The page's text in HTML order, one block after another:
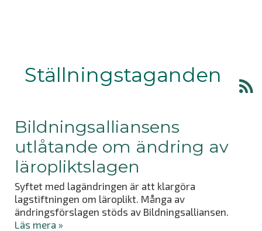
Ställningstaganden
Bildningsalliansens
utlåtande om ändring av
läropliktslagen
Syftet med lagändringen är att klargöra
lagstiftningen om läroplikt. Många av
ändringsförslagen stöds av Bildningsalliansen.
Läs mera »